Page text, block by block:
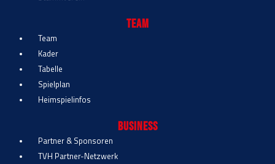
Team
Team
Kader
Tabelle
Spielplan
Heimspielinfos
Business
Partner & Sponsoren
TVH Partner-Netzwerk